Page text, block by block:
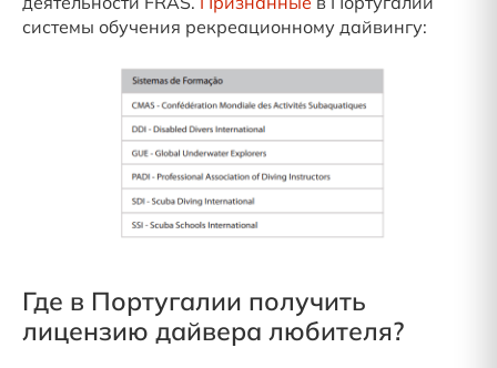
системы обучения рекреационному дайвингу:
Где в Португалии получить
лицензию дайвера любителя?